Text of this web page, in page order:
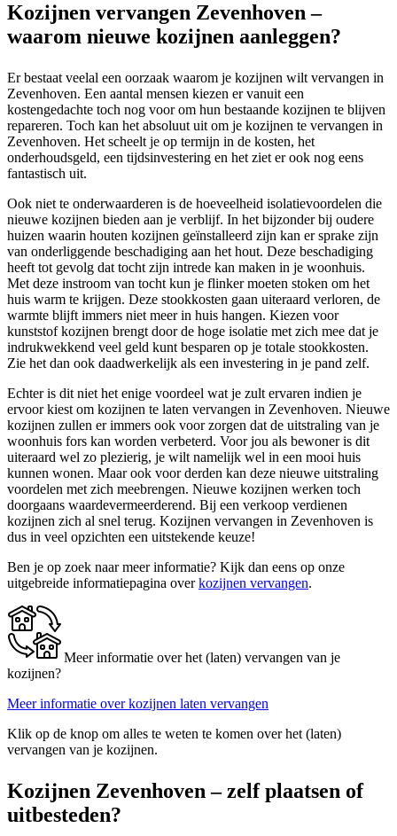
Kozijnen vervangen Zevenhoven –
waarom nieuwe kozijnen aanleggen?
Er bestaat veelal een oorzaak waarom je kozijnen wilt vervangen in
Zevenhoven. Een aantal mensen kiezen er vanuit een
kostengedachte toch nog voor om hun bestaande kozijnen te blijven
repareren. Toch kan het absoluut uit om je kozijnen te vervangen in
Zevenhoven. Het scheelt je op termijn in de kosten, het
onderhoudsgeld, een tijdsinvestering en het ziet er ook nog eens
fantastisch uit.
Ook niet te onderwaarderen is de hoeveelheid isolatievoordelen die
nieuwe kozijnen bieden aan je verblijf. In het bijzonder bij oudere
huizen waarin houten kozijnen geïnstalleerd zijn kan er sprake zijn
van onderliggende beschadiging aan het hout. Deze beschadiging
heeft tot gevolg dat tocht zijn intrede kan maken in je woonhuis.
Met deze instroom van tocht kun je flinker moeten stoken om het
huis warm te krijgen. Deze stookkosten gaan uiteraard verloren, de
warmte blijft immers niet meer in huis hangen. Kiezen voor
kunststof kozijnen brengt door de hoge isolatie met zich mee dat je
indrukwekkend veel geld kunt besparen op je totale stookkosten.
Zie het dan ook daadwerkelijk als een investering in je pand zelf.
Echter is dit niet het enige voordeel wat je zult ervaren indien je
ervoor kiest om kozijnen te laten vervangen in Zevenhoven. Nieuwe
kozijnen zullen er immers ook voor zorgen dat de uitstraling van je
woonhuis fors kan worden verbeterd. Voor jou als bewoner is dit
uiteraard wel zo plezierig, je wilt namelijk wel in een mooi huis
kunnen wonen. Maar ook voor derden kan deze nieuwe uitstraling
voordelen met zich meebrengen. Nieuwe kozijnen werken toch
doorgaans waardevermeerderend. Bij een verkoop verdienen
kozijnen zich al snel terug. Kozijnen vervangen in Zevenhoven is
dus in veel opzichten een uitstekende keuze!
Ben je op zoek naar meer informatie? Kijk dan eens op onze
uitgebreide informatiepagina overkozijnen vervangen.
Meer informatie over het (laten) vervangen van je
kozijnen?
Meer informatie over kozijnen laten vervangen
Klik op de knop om alles te weten te komen over het (laten)
vervangen van je kozijnen.
Kozijnen Zevenhoven – zelf plaatsen of
uitbesteden?